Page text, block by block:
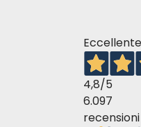
Fishy Fish
Eccellente
4,8/5
6.097
recensioni